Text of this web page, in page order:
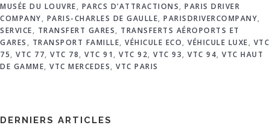
MUSÉE DU LOUVRE, PARCS D’ATTRACTIONS, PARIS DRIVER
COMPANY, PARIS-CHARLES DE GAULLE, PARISDRIVERCOMPANY,
SERVICE, TRANSFERT GARES, TRANSFERTS AÉROPORTS ET
GARES , TRANSPORT FAMILLE, VÉHICULE ECO, VÉHICULE LUXE, VTC
75, VTC 77, VTC 78, VTC 91, VTC 92, VTC 93, VTC 94, VTC HAUT
DE GAMME, VTC MERCEDES, VTC PARIS
DERNIERS ARTICLES